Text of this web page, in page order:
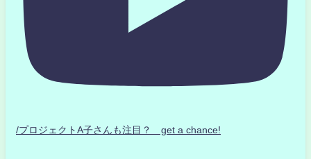
/プロジェクトA子さんも注目？ get a chance!